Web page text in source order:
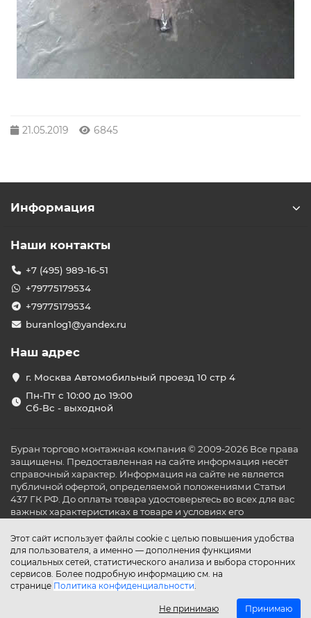
21.05.2019 6845
Этот сайт использует файлы cookie с целью повышения удобства
для пользователя, а именно — дополнения функциями
социальных сетей, статистического анализа и выбора сторонних
сервисов. Более подробную информацию см. на
странице Политика конфиденциальности.
Не принимаю Принимаю
Информация
Наши контакты
+7 (495) 989-16-51
+79775179534
+79775179534
buranlog1@yandex.ru
Наш адрес
г. Москва Автомобильный проезд 10 стр 4
Пн-Пт с 10:00 до 19:00
Сб-Вс - выходной
Буран торгово монтажная компания © 2009-2026 Все права
защищены. Предоставленная на сайте информация несёт
справочный характер. Информация на сайте не является
публичной офертой, определяемой положениями Статьи
437 ГК РФ. До оплаты товара удостоверьтесь во всех для вас
важных характеристиках в товаре и условиях его